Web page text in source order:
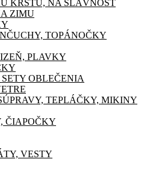
KRSTU, NA SLÁVNOSŤ
ZIMU
TOPÁNOČKY
PLAVKY
OBLEČENIA
TEPLÁČKY, MIKINY
ČIAPOČKY
VESTY